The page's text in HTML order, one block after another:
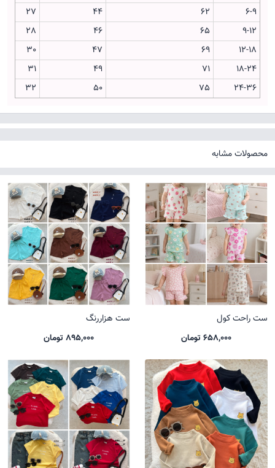
6-9
62
44
27
9-12
65
46
28
12-18
69
47
30
18-24
71
49
31
24-36
75
50
32
محصولات مشابه
ست راحت کول
658,000 تومان
ست هزاررنگ
895,000 تومان